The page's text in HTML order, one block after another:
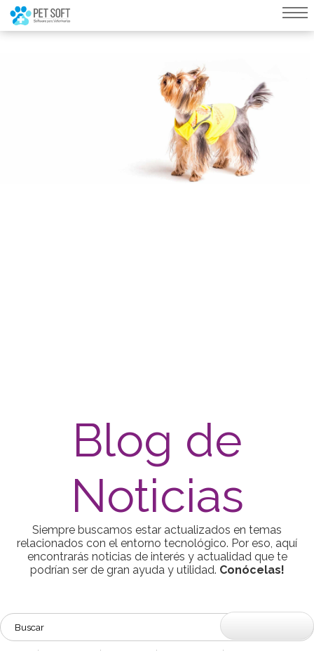
query failed, Table 'nwproject5_petsoft.preload_images' doesn't exist::SQL
Query: /*qc=on*/ select * from preload_images where pagina=15
Blog de
Noticias
Siempre buscamos estar actualizados en temas
relacionados con el entorno tecnológico. Por eso, aquí
encontrarás noticias de interés y actualidad que te
podrían ser de gran ayuda y utilidad. Conócelas!